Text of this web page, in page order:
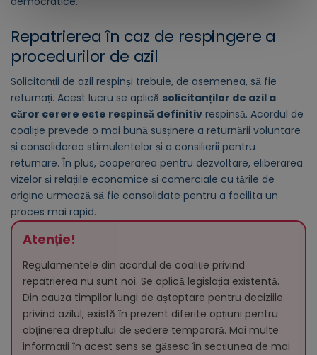
Repatrierea în caz de respingere a
procedurilor de azil
Solicitanții de azil respinși trebuie, de asemenea, să fie
returnați. Acest lucru se aplică solicitanților de azil a
căror cerere este respinsă definitiv respinsă. Acordul de
coaliție prevede o mai bună susținere a returnării voluntare
și consolidarea stimulentelor și a consilierii pentru
returnare. În plus, cooperarea pentru dezvoltare, eliberarea
vizelor și relațiile economice și comerciale cu țările de
origine urmează să fie consolidate pentru a facilita un
proces mai rapid.
Atenție!
Regulamentele din acordul de coaliție privind
repatrierea nu sunt noi. Se aplică legislația existentă.
Din cauza timpilor lungi de așteptare pentru deciziile
privind azilul, există în prezent diferite opțiuni pentru
obținerea dreptului de ședere temporară. Mai multe
informații în acest sens se găsesc în secțiunea de mai